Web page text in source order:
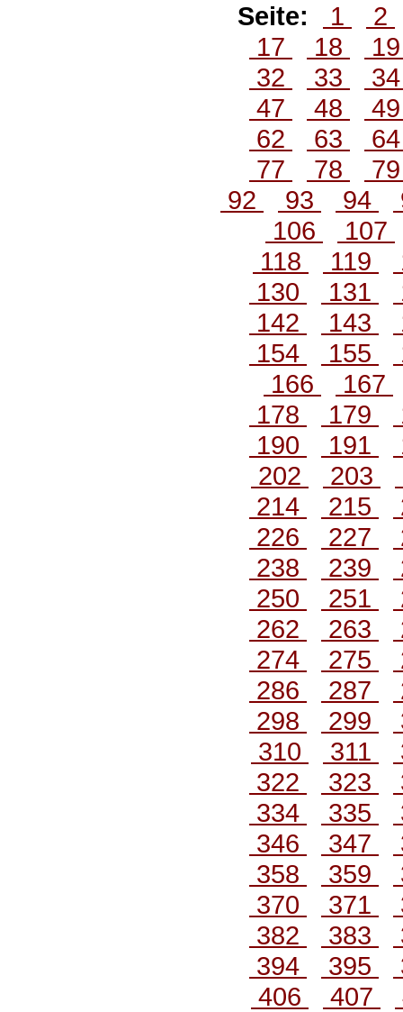
Seite: 1
2
17
18
32
33
47
48
62
63
77
78
92
93 94
106
107
118
119
130
131
142
143
154
155
166
167
178
179
190
191
202
203
214
215
226
227
238
239
250
251
262
263
274
275
286
287
298
299
310
311
322
323
334
335
346
347
358
359
370
371
382
383
394
395
406
407